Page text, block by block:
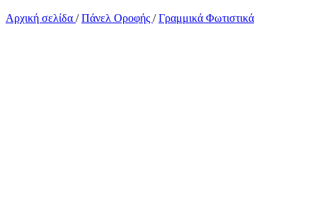
Αρχική σελίδα / Πάνελ Οροφής / Γραμμικά Φωτιστικά